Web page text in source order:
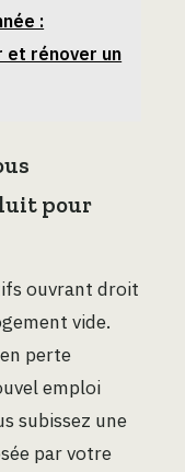
:
et rénover un
pour
ouvrant droit
vide.
perte
emploi
subissez une
par votre